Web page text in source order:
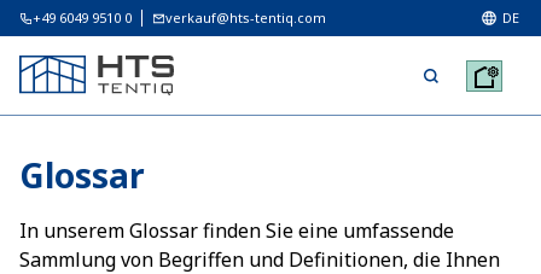
+49 6049 9510 0 verkauf@hts-tentiq.com DE
Glossar
In unserem Glossar finden Sie eine umfassende
Sammlung von Begriffen und Definitionen, die Ihnen